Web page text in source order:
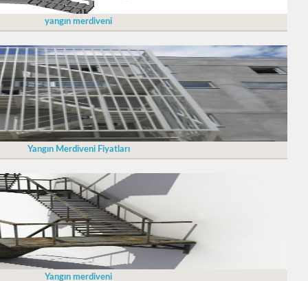
yangın merdiveni
Yangın Merdiveni Fiyatları
Yangın merdiveni